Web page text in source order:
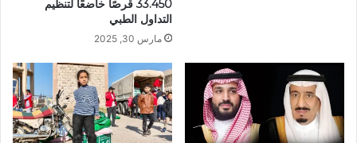
33.450 قرصًا خاضعًا لتنظيم
التداول الطبي
مارس 30, 2025